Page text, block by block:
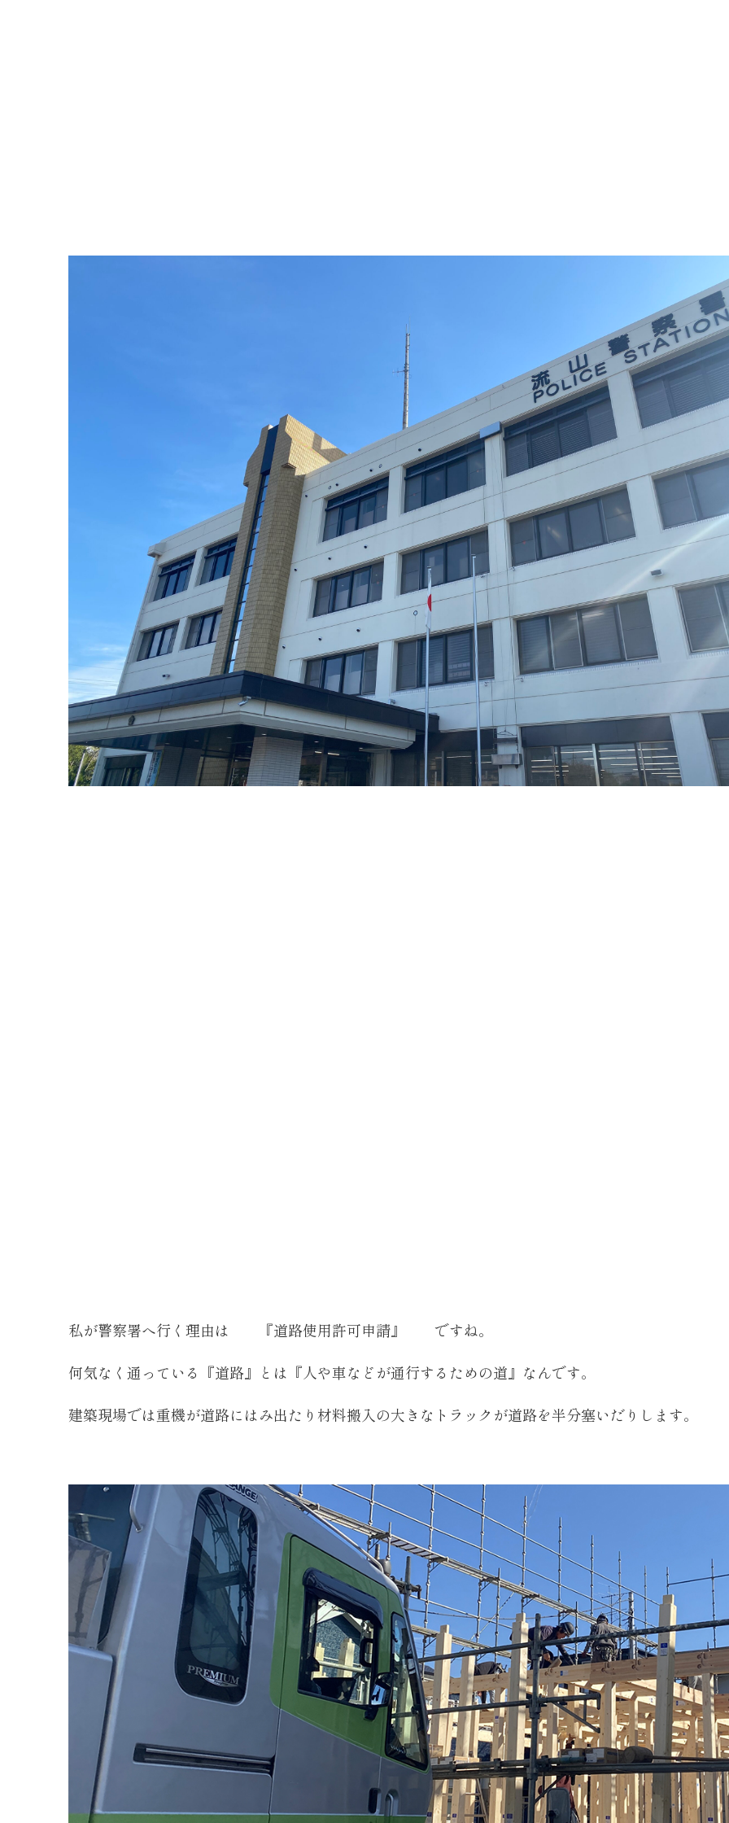
私が警察署へ行く理由は 『道路使用許可申請』 ですね。
何気なく通っている『道路』とは『人や車などが通行するための道』なんです。
建築現場では重機が道路にはみ出たり材料搬入の大きなトラックが道路を半分塞いだりします。